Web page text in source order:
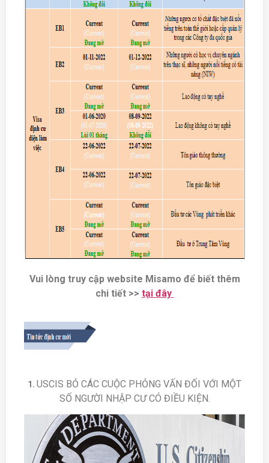
Vui lòng truy cập website Misamo để biết thêm
chi tiết >> tại đây
1. USCIS BỎ CÁC CUỘC PHỎNG VẤN ĐỐI VỚI MỘT
SỐ NGƯỜI NHẬP CƯ CÓ ĐIỀU KIỆN.